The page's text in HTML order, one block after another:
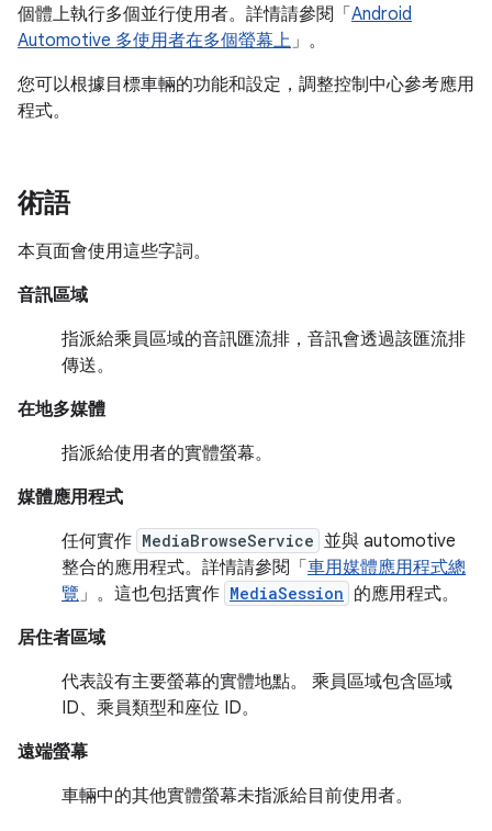
個體上執行多個並行使用者。詳情請參閱「Android
Automotive 多使用者在多個螢幕上 」。
您可以根據目標車輛的功能和設定，調整控制中心參考應用
程式。
術語
本頁面會使用這些字詞。
音訊區域
指派給乘員區域的音訊匯流排，音訊會透過該匯流排
傳送。
在地多媒體
指派給使用者的實體螢幕。
媒體應用程式
任何實作 MediaBrowseService 並與 automotive
整合的應用程式。詳情請參閱「車用媒體應用程式總
覽 」。這也包括實作 MediaSession 的應用程式。
居住者區域
代表設有主要螢幕的實體地點。 乘員區域包含區域
ID、乘員類型和座位 ID。
遠端螢幕
車輛中的其他實體螢幕未指派給目前使用者。